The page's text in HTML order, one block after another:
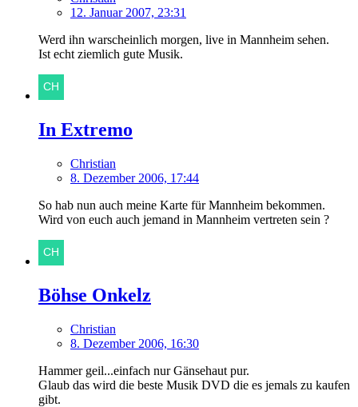
12. Januar 2007, 23:31
Werd ihn warscheinlich morgen, live in Mannheim sehen.
Ist echt ziemlich gute Musik.
In Extremo
Christian
8. Dezember 2006, 17:44
So hab nun auch meine Karte für Mannheim bekommen.
Wird von euch auch jemand in Mannheim vertreten sein ?
Böhse Onkelz
Christian
8. Dezember 2006, 16:30
Hammer geil...einfach nur Gänsehaut pur.
Glaub das wird die beste Musik DVD die es jemals zu kaufen
gibt.